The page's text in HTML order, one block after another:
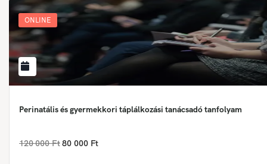
ONLINE
Perinatális és gyermekkori táplálkozási tanácsadó tanfolyam
120 000 Ft 80 000 Ft